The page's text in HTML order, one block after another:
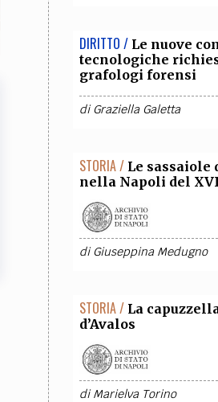
DIRITTO / Le nuove
tecnologiche
grafologi forensi
diGraziella Galetta
STORIA / Le sassaiole
nella Napoli del
diGiuseppina Medugno
STORIA / La
d’Avalos
diMarielva Torino